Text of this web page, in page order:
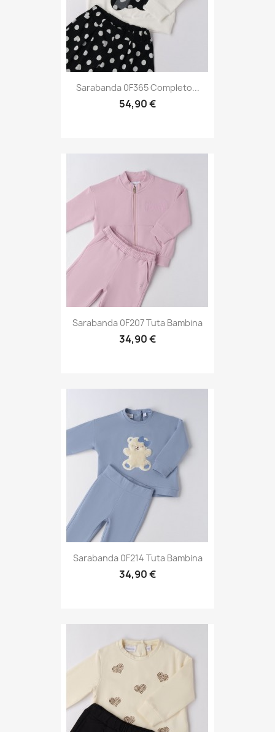
Sarabanda 0F365 Completo...
54,90 €
Sarabanda 0F207 Tuta Bambina
34,90 €
Sarabanda 0F214 Tuta Bambina
34,90 €